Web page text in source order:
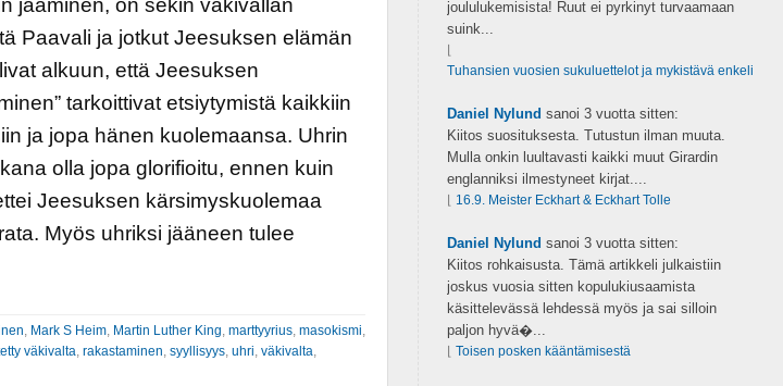
jääminen, on sekin väkivallan
Paavali ja jotkut Jeesuksen elämän
alkuun, että Jeesuksen
tarkoittivat etsiytymistä kaikkiin
ja jopa hänen kuolemaansa. Uhrin
olla jopa glorifioitu, ennen kuin
Jeesuksen kärsimyskuolemaa
Myös uhriksi jääneen tulee
Mark S Heim, Martin Luther King marttyyrius, masokismi
väkivalta rakastaminen syyllisyys, uhri väkivalta
joululukemisista! Ruut ei pyrkinyt turvaamaan
suink...
Tuhansien vuosien sukuluettelot ja mykistävä enkeli
Daniel Nylund sanoi 3 vuotta sitten:
Kiitos suosituksesta. Tutustun ilman muuta.
Mulla onkin luultavasti kaikki muut Girardin
englanniksi ilmestyneet kirjat....
16.9. Meister Eckhart & Eckhart Tolle
Daniel Nylund sanoi 3 vuotta sitten:
Kiitos rohkaisusta. Tämä artikkeli julkaistiin
joskus vuosia sitten kopulukiusaamista
käsittelevässä lehdessä myös ja sai silloin
paljon hyvä�...
Toisen posken kääntämisestä